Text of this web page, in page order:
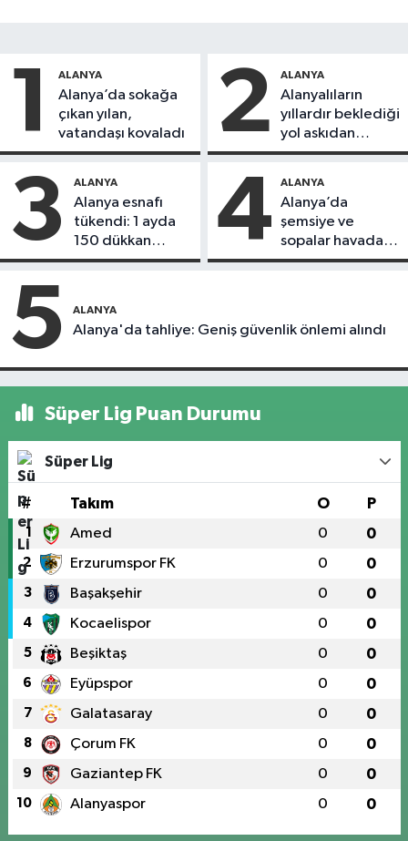
1 ALANYA
Alanya’da sokağa
çıkan yılan,
vatandaşı kovaladı
2 ALANYA
Alanyalıların
yıllardır beklediği
yol askıdan
döndü
3 ALANYA
Alanya esnafı
tükendi: 1 ayda
150 dükkan
kapandı
4 ALANYA
Alanya’da
şemsiye ve
sopalar havada
uçuştu
5 ALANYA
Alanya'da tahliye: Geniş güvenlik önlemi alındı
Süper Lig Puan Durumu
Süper Lig
# Takım O P
1 Amed 0 0
2 Erzurumspor FK 0 0
3 Başakşehir 0 0
4 Kocaelispor 0 0
5 Beşiktaş 0 0
6 Eyüpspor 0 0
7 Galatasaray 0 0
8 Çorum FK 0 0
9 Gaziantep FK 0 0
10 Alanyaspor 0 0